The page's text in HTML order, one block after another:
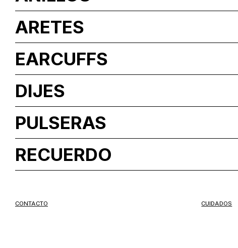
ARETES
EARCUFFS
DIJES
PULSERAS
RECUERDO
CONTACTO CUIDADOS